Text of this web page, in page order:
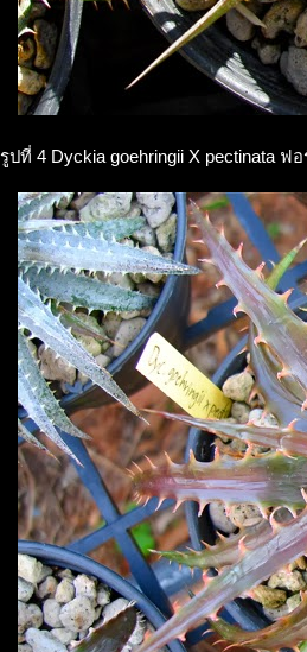
รูปที่ 4 Dyckia goehringii X pectinata